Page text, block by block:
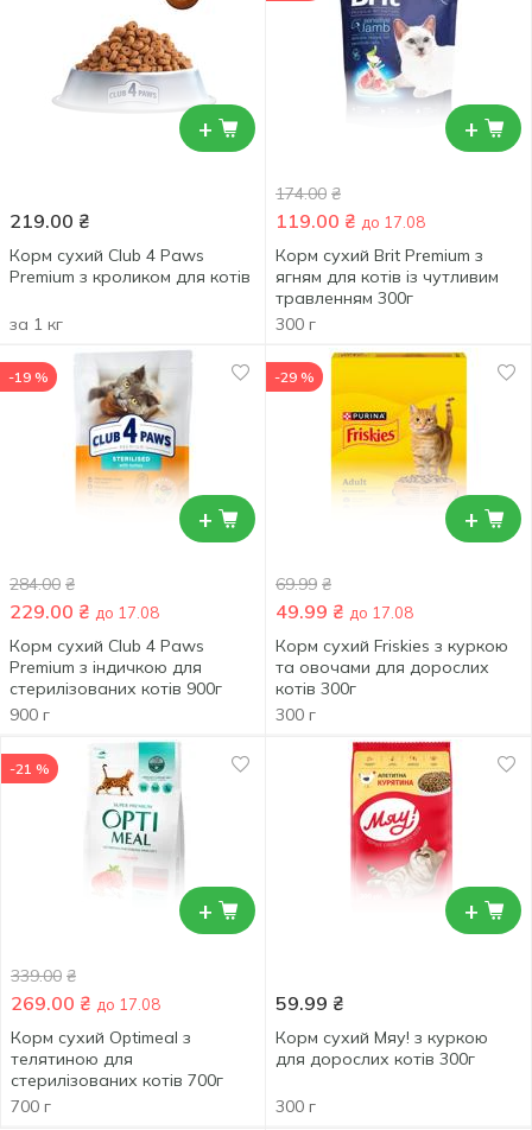
+
219.00 ₴
Корм сухий Club 4 Paws
Premium з кроликом для котів
за 1 кг
+
174.00 ₴
119.00 ₴ до 17.08
Корм сухий Brit Premium з
ягням для котів із чутливим
травленням 300г
300 г
+
-19 %
284.00 ₴
229.00 ₴ до 17.08
Корм сухий Club 4 Paws
Premium з індичкою для
стерилізованих котів 900г
900 г
+
-29 %
69.99 ₴
49.99 ₴ до 17.08
Корм сухий Friskies з куркою
та овочами для дорослих
котів 300г
300 г
+
-21 %
339.00 ₴
269.00 ₴ до 17.08
Корм сухий Optimeal з
телятиною для
стерилізованих котів 700г
700 г
+
59.99 ₴
Корм сухий Мяу! з куркою
для дорослих котів 300г
300 г